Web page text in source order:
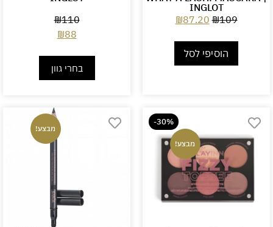
INGLOT
₪109
₪87.20
הוסיפי לסל
₪110
₪88
בחרי גוון
-30%
מבצע!
מבצע!